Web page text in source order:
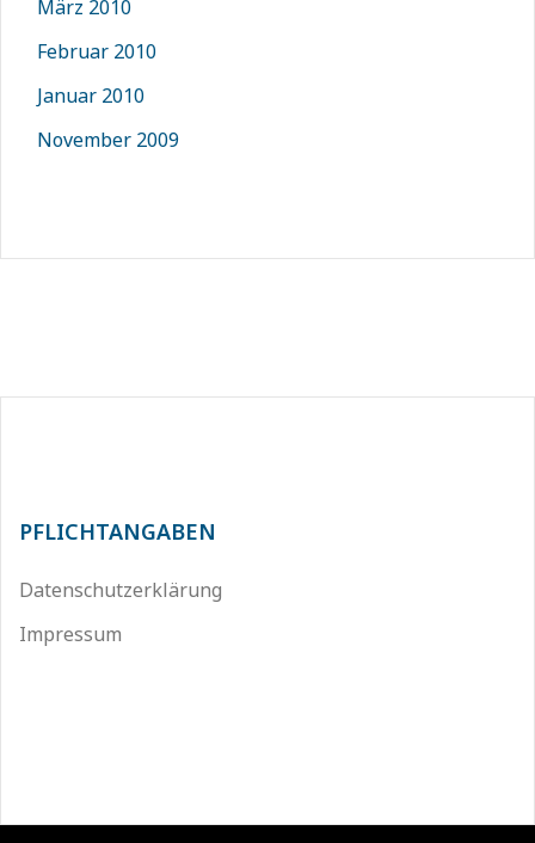
März 2010
Februar 2010
Januar 2010
November 2009
PFLICHTANGABEN
Datenschutzerklärung
Impressum